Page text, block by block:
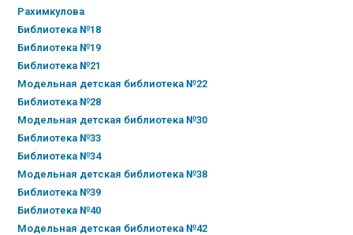
Рахимкулова
Библиотека №18
Библиотека №19
Библиотека №21
Модельная детская библиотека №22
Библиотека №28
Модельная детская библиотека №30
Библиотека №33
Библиотека №34
Модельная детская библиотека №38
Библиотека №39
Библиотека №40
Модельная детская библиотека №42